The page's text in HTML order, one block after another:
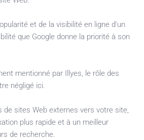
et de la visibilité en ligne d’un
que Google donne la priorité à son
mentionné par Illyes, le rôle des
négligé ici.
de sites Web externes vers votre site,
plus rapide et à un meilleur
de recherche.